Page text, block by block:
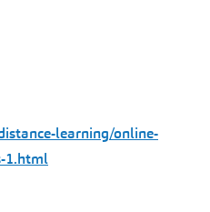
learning/online-
1.html